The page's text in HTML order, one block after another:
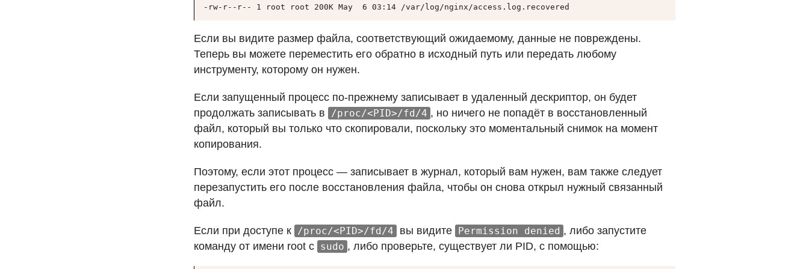
-rw-r--r-- 1 root root 200K May  6 03:14 /var/log/nginx/access.log.recovered
Если вы видите размер файла, соответствующий ожидаемому, данные не повреждены.
Теперь вы можете переместить его обратно в исходный путь или передать любому
инструменту, которому он нужен.
Если запущенный процесс по-прежнему записывает в удаленный дескриптор, он будет
продолжать записывать в
/proc/<PID>/fd/4 , но ничего не попадёт в восстановленный
файл, который вы только что скопировали, поскольку это моментальный снимок на момент
копирования.
Поэтому, если этот процесс — записывает в журнал, который вам нужен, вам также следует
перезапустить его после восстановления файла, чтобы он снова открыл нужный связанный
файл.
Если при доступе к /proc/<PID>/fd/4 вы видите Permission denied , либо запустите
команду от имени root с sudo , либо проверьте, существует ли PID, с помощью: